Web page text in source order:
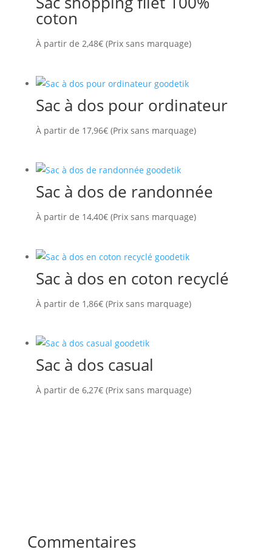
coton
À partir de 2,48€(Prix sans marquage)
Sac à dos pour ordinateur
À partir de 17,96€(Prix sans marquage)
Sac à dos de randonnée
À partir de 14,40€(Prix sans marquage)
Sac à dos en coton recyclé
À partir de 1,86€(Prix sans marquage)
Sac à dos casual
À partir de 6,27€(Prix sans marquage)
Commentaires